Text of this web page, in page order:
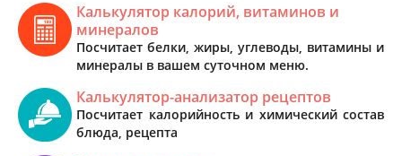
Калькулятор калорий, витаминов и
минералов
Посчитает белки, жиры, углеводы, витамины и
минералы в вашем суточном меню.
Калькулятор-анализатор рецептов
Посчитает калорийность и химический состав
блюда, рецепта